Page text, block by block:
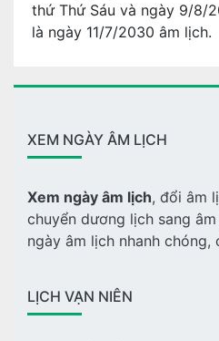
thứ Thứ Sáu và ngày 9/8/
là ngày 11/7/2030 âm lịch.
XEM NGÀY ÂM LỊCH
Xem ngày âm lịch, đổi âm
chuyển dương lịch sang
ngày âm lịch nhanh chóng,
LỊCH VẠN NIÊN